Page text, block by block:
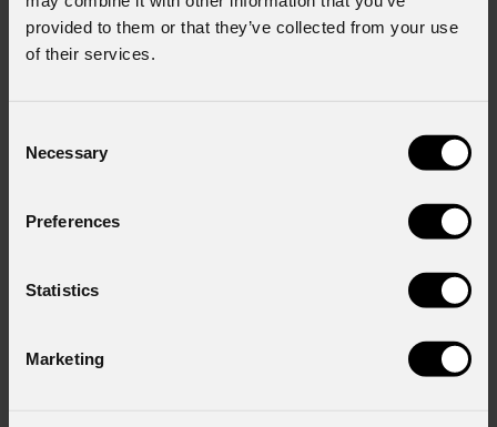
provided to them or that they’ve collected from your use
of their services.
Selection
Necessary
Preferences
Statistics
Marketing
Nome*